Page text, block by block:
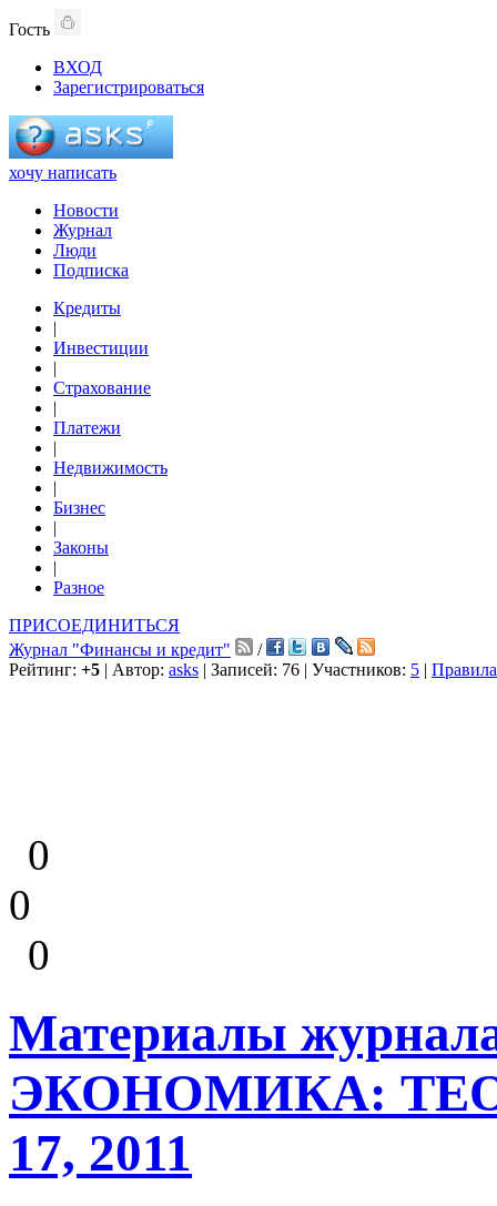
Гость
ВХОД
Зарегистрироваться
хочу написать
Новости
Журнал
Люди
Подписка
Кредиты
|
Инвестиции
|
Страхование
|
Платежи
|
Недвижимость
|
Бизнес
|
Законы
|
Разное
ПРИСОЕДИНИТЬСЯ
Журнал "Финансы и кредит"
/
Рейтинг: +5 | Автор: asks | Записей: 76 | Участников: 5 | Правила
0
0
0
Материалы
ЭКОНОМИКА:
17, 2011